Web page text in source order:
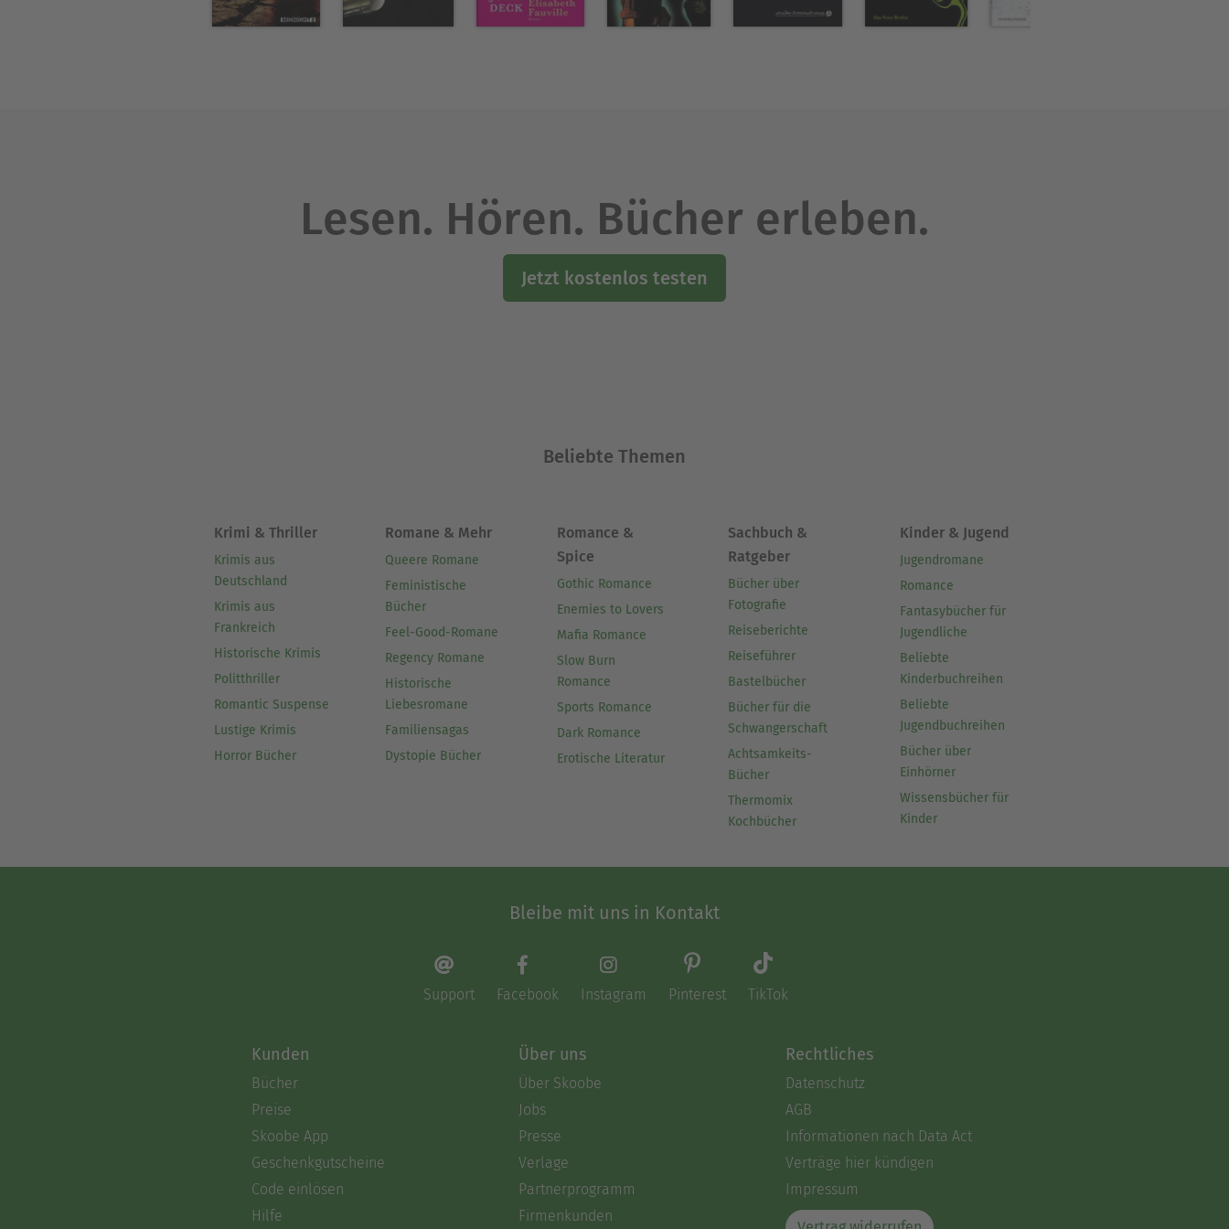
Lesen. Hören. Bücher erleben.
Jetzt kostenlos testen
Beliebte Themen
Krimi & Thriller
Krimis aus
Deutschland
Krimis aus
Frankreich
Historische Krimis
Politthriller
Romantic Suspense
Lustige Krimis
Horror Bücher
Romane & Mehr
Queere Romane
Feministische
Bücher
Feel-Good-Romane
Regency Romane
Historische
Liebesromane
Familiensagas
Dystopie Bücher
Romance &
Spice
Gothic Romance
Enemies to Lovers
Mafia Romance
Slow Burn
Romance
Sports Romance
Dark Romance
Erotische Literatur
Sachbuch &
Ratgeber
Bücher über
Fotografie
Reiseberichte
Reiseführer
Bastelbücher
Bücher für die
Schwangerschaft
Achtsamkeits-
Bücher
Thermomix
Kochbücher
Kinder & Jugend
Jugendromane
Romance
Fantasybücher für
Jugendliche
Beliebte
Kinderbuchreihen
Beliebte
Jugendbuchreihen
Bücher über
Einhörner
Wissensbücher für
Kinder
Bleibe mit uns in Kontakt
Support Facebook Instagram Pinterest TikTok
Kunden
Bücher
Preise
Skoobe App
Geschenkgutscheine
Code einlösen
Hilfe
Über uns
Über Skoobe
Jobs
Presse
Verlage
Partnerprogramm
Firmenkunden
Rechtliches
Datenschutz
AGB
Informationen nach Data Act
Verträge hier kündigen
Impressum